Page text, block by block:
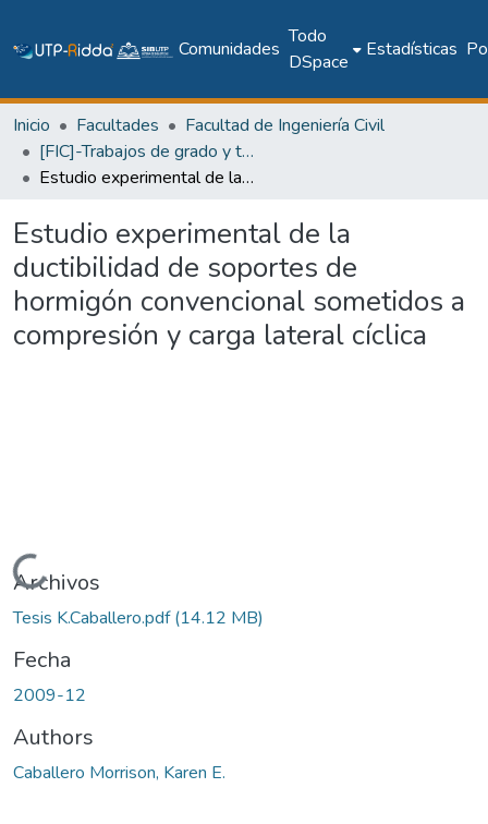
Comunidades
Todo
DSpace
Estadísticas
Inicio Facultades
Facultad de Ingeniería Civil
[FIC]-Trabajos de grado y tesis
Estudio experimental de la ductibilidad de soportes de hormigón convencional sometidos a compresión y carga lateral cíclica
Estudio experimental de la
ductibilidad de soportes de
hormigón convencional sometidos a
compresión y carga lateral cíclica
Cargando...
Archivos
Tesis K.Caballero.pdf(14.12 MB)
Fecha
2009-12
Authors
Caballero Morrison, Karen E.